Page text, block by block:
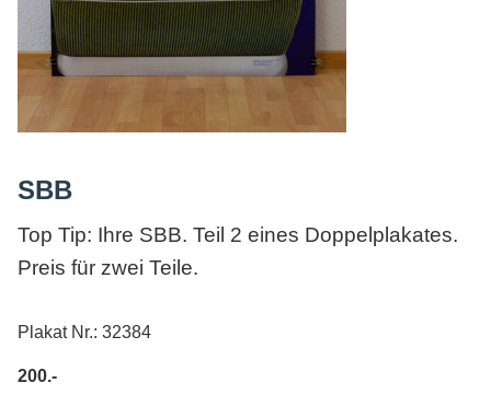
SBB
Top Tip: Ihre SBB. Teil 2 eines Doppelplakates.
Preis für zwei Teile.
Plakat Nr.: 32384
200.-